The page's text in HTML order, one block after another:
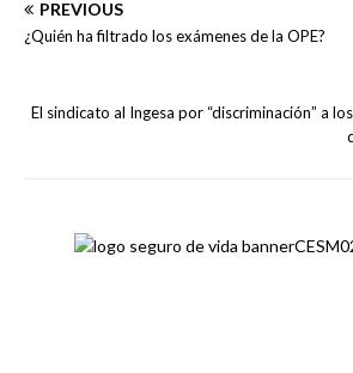
PREVIOUS
¿Quién ha filtrado los exámenes de la OPE?
El sindicato al Ingesa por “discriminación” a